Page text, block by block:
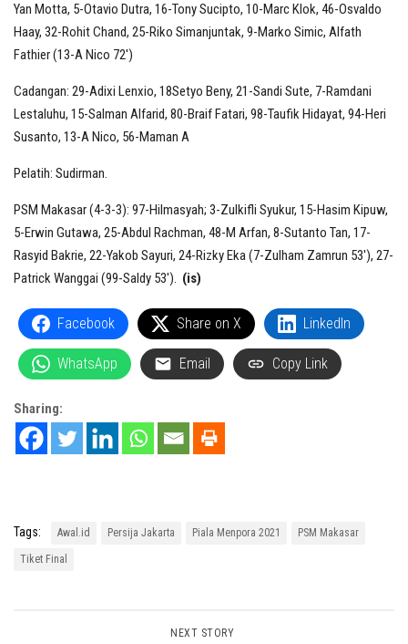
Yan Motta, 5-Otavio Dutra, 16-Tony Sucipto, 10-Marc Klok, 46-Osvaldo
Haay, 32-Rohit Chand, 25-Riko Simanjuntak, 9-Marko Simic, Alfath
Fathier (13-A Nico 72′)
Cadangan: 29-Adixi Lenxio, 18Setyo Beny, 21-Sandi Sute, 7-Ramdani
Lestaluhu, 15-Salman Alfarid, 80-Braif Fatari, 98-Taufik Hidayat, 94-Heri
Susanto, 13-A Nico, 56-Maman A
Pelatih: Sudirman.
PSM Makasar (4-3-3): 97-Hilmasyah; 3-Zulkifli Syukur, 15-Hasim Kipuw,
5-Erwin Gutawa, 25-Abdul Rachman, 48-M Arfan, 8-Sutanto Tan, 17-
Rasyid Bakrie, 22-Yakob Sayuri, 24-Rizky Eka (7-Zulham Zamrun 53′), 27-
Patrick Wanggai (99-Saldy 53′). (is)
Facebook Share on X LinkedIn
WhatsApp Email Copy Link
Sharing:
Tags: Awal.id Persija Jakarta Piala Menpora 2021 PSM Makasar
Tiket Final
NEXT STORY